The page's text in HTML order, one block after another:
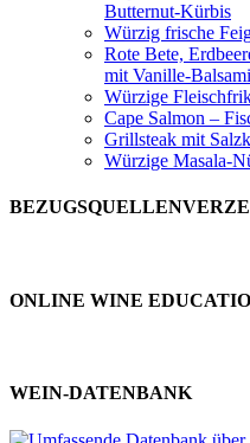
Butternut-Kürbis
Würzig frische
Rote Bete,
mit Vanille-
Würzige
Cape Salmon –
Grillsteak mit
Würzige Masala-
ONLINE WINE
WEIN-DATENBANK